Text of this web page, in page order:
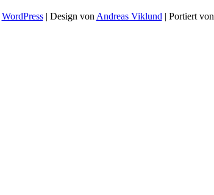
WordPress| Design von Andreas Viklund | Portiert von